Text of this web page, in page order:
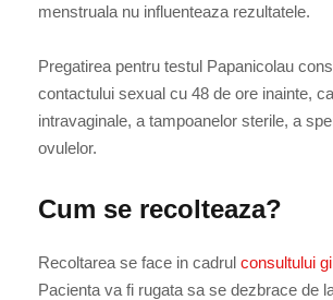
menstruala nu influenteaza rezultatele.
Pregatirea pentru testul Papanicolau
contactului sexual cu 48 de ore inainte,
intravaginale, a tampoanelor sterile, a
ovulelor.
Cum se recolteaza?
Recoltarea se face in cadrul consultului
Pacienta va fi rugata sa se dezbrace de